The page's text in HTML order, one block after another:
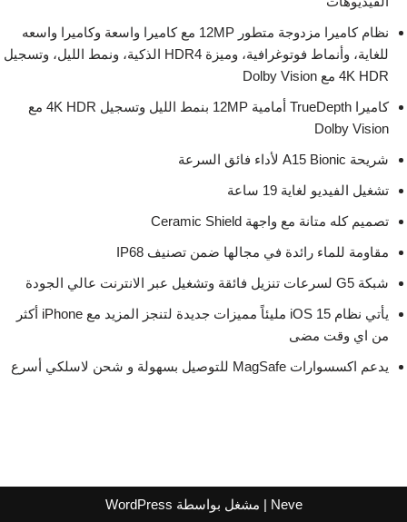
نظام كاميرا مزدوجة متطور 12MP مع كاميرا واسعة وكاميرا واسعه
للغاية، وأنماط فوتوغرافية، وميزة HDR4 الذكية، ونمط الليل، وتسجيل
4K HDR مع Dolby Vision
كاميرا TrueDepth أمامية 12MP بنمط الليل وتسجيل 4K HDR مع
Dolby Vision
شريحة A15 Bionic لأداء فائق السرعة
تشغيل الفيديو لغاية 19 ساعة
تصميم كله متانة مع واجهة Ceramic Shield
مقاومة للماء رائدة في مجالها ضمن تصنيف IP68
شبكة G5 لسرعات تنزيل فائقة وتشغيل عبر الانترنت عالي الجودة
يأتي نظام iOS 15 مليئاً مميزات جديدة لتنجز المزيد مع iPhone أكثر
من اي وقت مضى
يدعم اكسسوارات MagSafe للتوصيل بسهولة و شحن لاسلكي أسرع
Neve | مشغل بواسطة WordPress
اشترك لتصلك عروض مراكز التسوق